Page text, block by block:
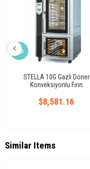
STELLA 10G Gazlı Döner
Konveksiyonlu Fırın
$8,581.16
Similar Items